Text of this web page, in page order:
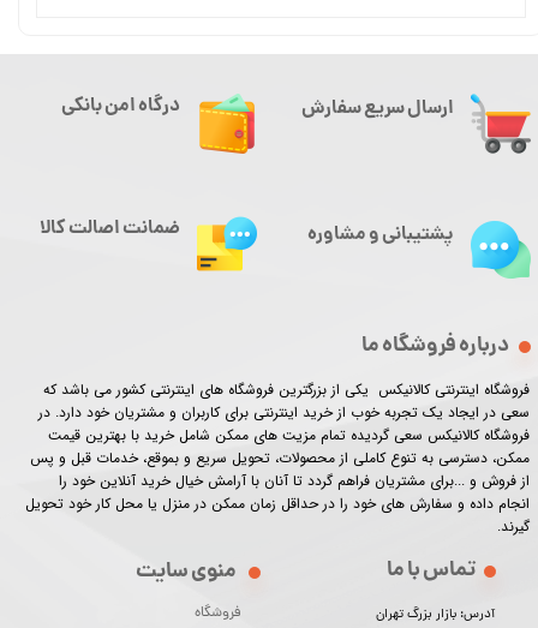
ارسال سریع سفارش
درباره فروشگاه ما
فروشگاه اینترنتی کالانیکس یکی از بزرگترین فروشگاه های اینترنتی کشور می باشد که
سعی در ایجاد یک تجربه خوب از خرید اینترنتی برای کاربران و مشتریان خود دارد. در
فروشگاه کالانیکس سعی گردیده تمام مزیت های ممکن شامل خرید با بهترین قیمت
ممکن، دسترسی به تنوع کاملی از محصولات، تحویل سریع و بموقع، خدمات قبل و پس
از فروش و ...برای مشتریان فراهم گردد تا آنان با آرامش خیال خرید آنلاین خود را
انجام داده و سفارش های خود را در حداقل زمان ممکن در منزل یا محل کار خود تحویل
گیرند.​​​​​​​
منوی سایت
فروشگاه
تماس با ما
آدرس: بازار بزرگ تهران
درگاه امن بانکی
پشتیبانی و مشاوره ضمانت اصالت کالا